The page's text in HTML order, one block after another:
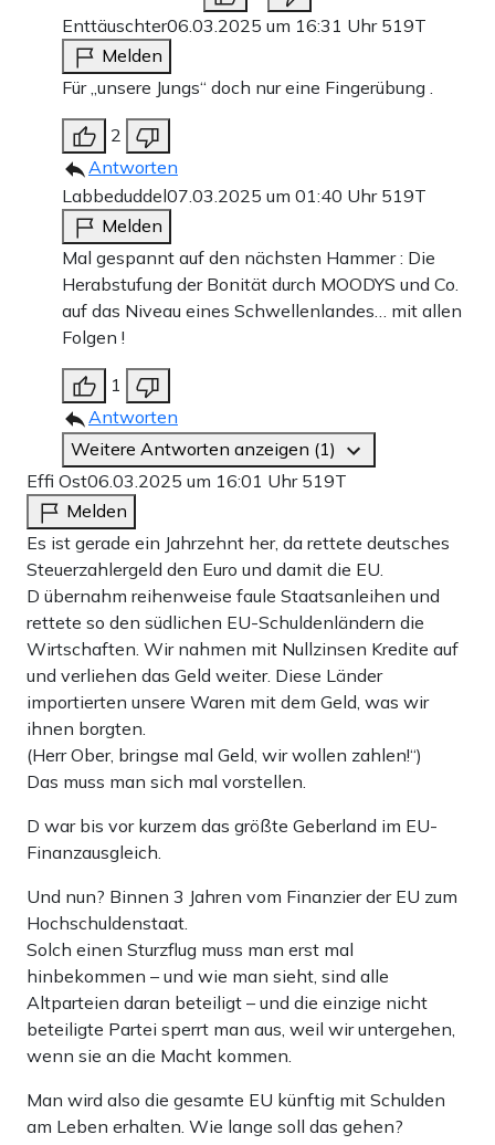
Enttäuschter06.03.2025 um 16:31 Uhr 519T
Melden
Für „unsere Jungs“ doch nur eine Fingerübung .
2
Antworten
Labbeduddel07.03.2025 um 01:40 Uhr 519T
Melden
Mal gespannt auf den nächsten Hammer : Die
Herabstufung der Bonität durch MOODYS und Co.
auf das Niveau eines Schwellenlandes… mit allen
Folgen !
1
Antworten
Weitere Antworten anzeigen (1)
Effi Ost06.03.2025 um 16:01 Uhr 519T
Melden
Es ist gerade ein Jahrzehnt her, da rettete deutsches
Steuerzahlergeld den Euro und damit die EU.
D übernahm reihenweise faule Staatsanleihen und
rettete so den südlichen EU-Schuldenländern die
Wirtschaften. Wir nahmen mit Nullzinsen Kredite auf
und verliehen das Geld weiter. Diese Länder
importierten unsere Waren mit dem Geld, was wir
ihnen borgten.
(Herr Ober, bringse mal Geld, wir wollen zahlen!“)
Das muss man sich mal vorstellen.
D war bis vor kurzem das größte Geberland im EU-
Finanzausgleich.
Und nun? Binnen 3 Jahren vom Finanzier der EU zum
Hochschuldenstaat.
Solch einen Sturzflug muss man erst mal
hinbekommen – und wie man sieht, sind alle
Altparteien daran beteiligt – und die einzige nicht
beteiligte Partei sperrt man aus, weil wir untergehen,
wenn sie an die Macht kommen.
Man wird also die gesamte EU künftig mit Schulden
am Leben erhalten. Wie lange soll das gehen?